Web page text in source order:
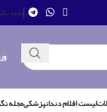
مجله
لیست اقلام دندانپزشکیمجله